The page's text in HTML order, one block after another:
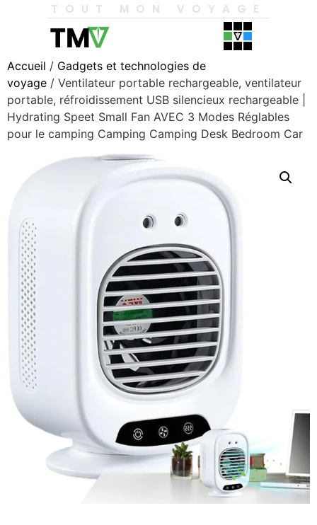
TOUT MON VOYAGE
Accueil / Gadgets et technologies de
voyage / Ventilateur portable rechargeable, ventilateur
portable, réfroidissement USB silencieux rechargeable |
Hydrating Speet Small Fan AVEC 3 Modes Réglables
pour le camping Camping Camping Desk Bedroom Car